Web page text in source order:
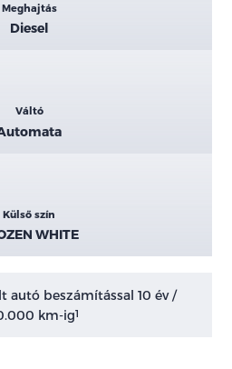
Meghajtás
Diesel
Váltó
Külső szín
WHITE
autó beszámítással 10 év /
km-ig1